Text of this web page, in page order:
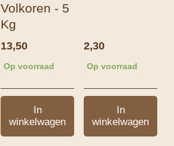
Volkoren - 5
Kg
13,50
Op voorraad
In
winkelwagen
2,30
Op voorraad
In
winkelwagen